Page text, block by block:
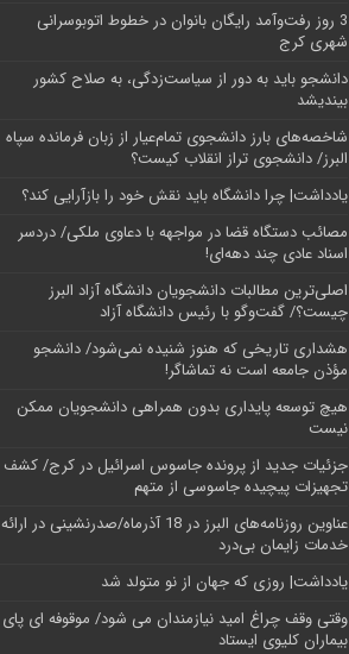
3 روز رفت‌وآمد رایگان بانوان در خطوط اتوبوسرانی
شهری کرج
دانشجو باید به دور از سیاست‌زدگی، به صلاح کشور
بیندیشد
شاخصه‌های بارز دانشجوی تمام‌عیار از زبان فرمانده سپاه
البرز/ دانشجوی تراز انقلاب کیست؟
یادداشت| چرا دانشگاه باید نقش خود را بازآرایی کند؟
مصائب دستگاه قضا در مواجهه با دعاوی ملکی/ دردسر
اسناد عادی چند‌ دهه‌ای!
اصلی‌ترین مطالبات دانشجویان دانشگاه آزاد البرز
چیست؟/ گفت‌وگو با رئیس دانشگاه آز‌اد
هشداری تاریخی که هنوز شنیده نمی‌شود/ دانشجو
مؤذن جامعه است نه تماشاگر!
هیچ توسعه پایداری بدون همراهی دانشجویان ممکن
نیست
جزئیات جدید از پرونده جاسوس اسرائیل در کرج/‌ کشف
تجهیزات پیچیده جاسوسی از متهم
عناوین روزنامه‌های البرز در ‌18 آذرماه/صدرنشینی در ارائه
خدمات زایمان بی‌درد
یادداشت| روزی که جهان از نو متولد شد
وقتی وقف چراغ امید نیازمندان می شود/ موقوفه ای پای
بیماران کلیوی ایستاد